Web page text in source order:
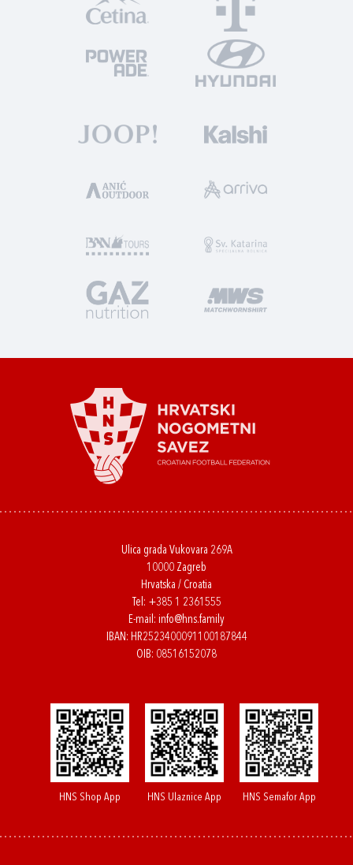
Ulica grada Vukovara 269A
10000 Zagreb
Hrvatska / Croatia
Tel: +385 1 2361555
E-mail: info@hns.family
IBAN: HR2523400091100187844
OIB: 08516152078
HNS Shop App HNS Ulaznice App HNS Semafor App